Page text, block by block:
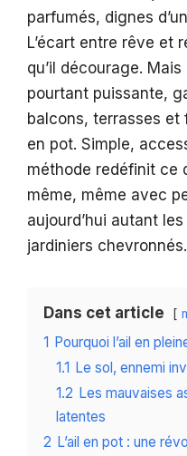
parfumés, dignes
L’écart entre rêve et
qu’il décourage.
pourtant puissante,
balcons, terrasses et
en pot. Simple,
méthode redéfinit ce
même, même avec
aujourd’hui autant
jardiniers chevronnés.
Dans cet article
1 Pourquoi l’ail en
1.1 Le sol, ennemi
1.2 Les mauvaises
latentes
2 L’ail en pot : une